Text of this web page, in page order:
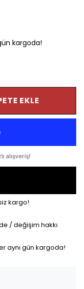
kargoda!
EKLE
kargo!
/ değişim hakkı
aynı gün kargoda!